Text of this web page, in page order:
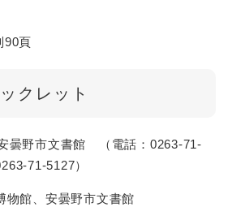
90頁
クレット
曇野市文書館 （電話：0263-71-
71-5127）
館、安曇野市文書館